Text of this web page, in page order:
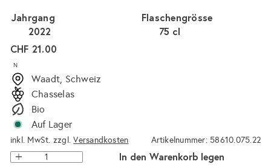
Flaschengrösse
75 cl
Jahrgang
2022
Normaler
Preis
CHF 21.00
N
Waadt, Schweiz
Chasselas
Bio
Auf Lager
inkl. MwSt. zzgl.Versandkosten Artikelnummer: 58610.075.22
In den Warenkorb legen